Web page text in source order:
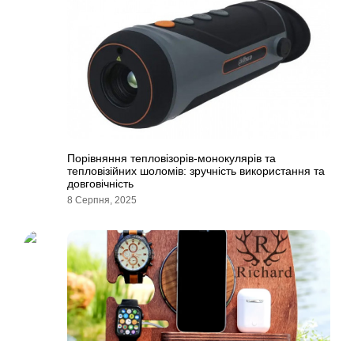
Порівняння тепловізорів-монокулярів та
тепловізійних шоломів: зручність використання та
довговічність
8 Серпня, 2025